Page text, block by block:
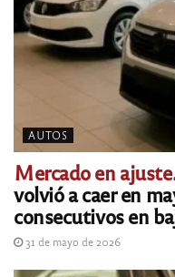
AUTOS
Mercado en
volvió a caer en
consecutivos en
31 de mayo de 2026